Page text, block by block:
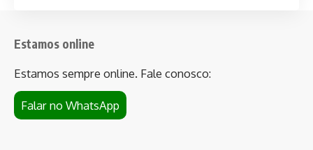
Estamos online
Estamos sempre online. Fale conosco:
Falar no WhatsApp